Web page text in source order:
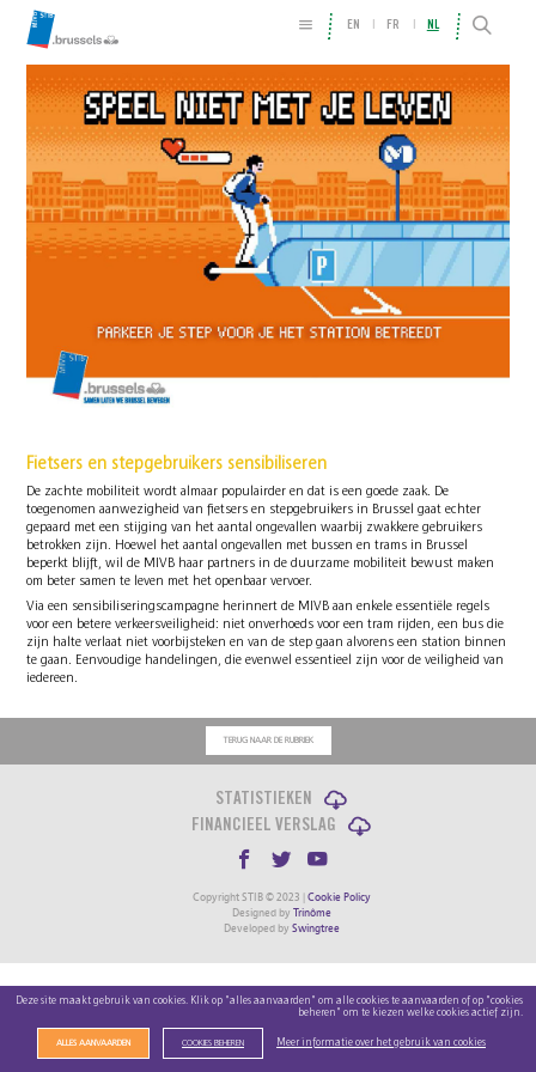
EN FR NL
Fietsers en stepgebruikers sensibiliseren
De zachte mobiliteit wordt almaar populairder en dat is een goede zaak. De
toegenomen aanwezigheid van fietsers en stepgebruikers in Brussel gaat echter
gepaard met een stijging van het aantal ongevallen waarbij zwakkere gebruikers
betrokken zijn. Hoewel het aantal ongevallen met bussen en trams in Brussel
beperkt blijft, wil de MIVB haar partners in de duurzame mobiliteit bewust maken
om beter samen te leven met het openbaar vervoer.
Via een sensibiliseringscampagne herinnert de MIVB aan enkele essentiële regels
voor een betere verkeersveiligheid: niet onverhoeds voor een tram rijden, een bus die
zijn halte verlaat niet voorbijsteken en van de step gaan alvorens een station binnen
te gaan. Eenvoudige handelingen, die evenwel essentieel zijn voor de veiligheid van
iedereen.
TERUG NAAR DE RUBRIEK
STATISTIEKEN
FINANCIEEL VERSLAG
Copyright STIB © 2023 | Cookie Policy
Designed by Trinôme
Developed by Swingtree
Deze site maakt gebruik van cookies. Klik op "alles aanvaarden" om alle cookies te aanvaarden of op "cookies
beheren" om te kiezen welke cookies actief zijn.
ALLES AANVAARDEN COOKIES BEHEREN Meer informatie over het gebruik van cookies